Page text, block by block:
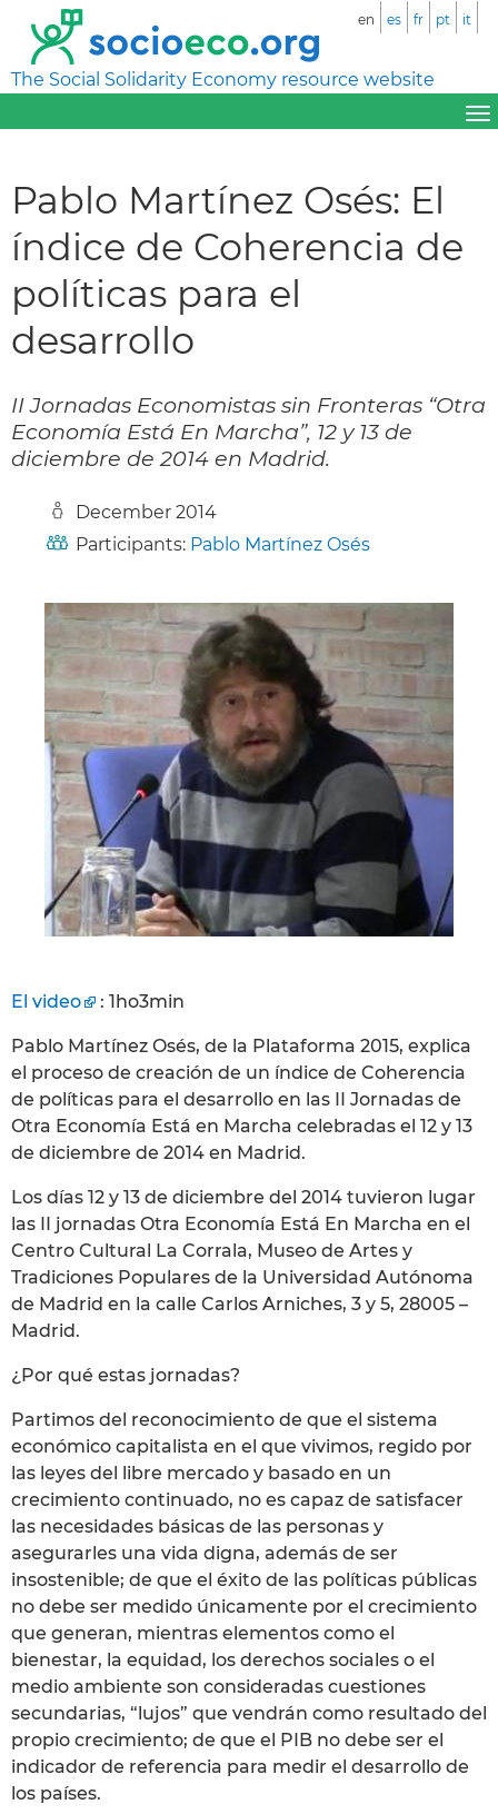
The Social Solidarity Economy resource website
en es fr pt it
Pablo Martínez Osés: El
índice de Coherencia de
políticas para el
desarrollo
II Jornadas Economistas sin Fronteras “Otra
Economía Está En Marcha”, 12 y 13 de
diciembre de 2014 en Madrid.
December 2014
Participants: Pablo Martínez Osés
El video : 1ho3min
Pablo Martínez Osés, de la Plataforma 2015, explica
el proceso de creación de un índice de Coherencia
de políticas para el desarrollo en las II Jornadas de
Otra Economía Está en Marcha celebradas el 12 y 13
de diciembre de 2014 en Madrid.
Los días 12 y 13 de diciembre del 2014 tuvieron lugar
las II jornadas Otra Economía Está En Marcha en el
Centro Cultural La Corrala, Museo de Artes y
Tradiciones Populares de la Universidad Autónoma
de Madrid en la calle Carlos Arniches, 3 y 5, 28005 –
Madrid.
¿Por qué estas jornadas?
Partimos del reconocimiento de que el sistema
económico capitalista en el que vivimos, regido por
las leyes del libre mercado y basado en un
crecimiento continuado, no es capaz de satisfacer
las necesidades básicas de las personas y
asegurarles una vida digna, además de ser
insostenible; de que el éxito de las políticas públicas
no debe ser medido únicamente por el crecimiento
que generan, mientras elementos como el
bienestar, la equidad, los derechos sociales o el
medio ambiente son consideradas cuestiones
secundarias, “lujos” que vendrán como resultado del
propio crecimiento; de que el PIB no debe ser el
indicador de referencia para medir el desarrollo de
los países.